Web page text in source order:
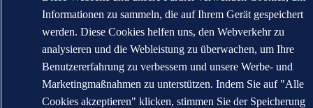
Informationen zu sammeln, die auf Ihrem Gerät gespeichert
werden. Diese Cookies helfen uns, den Webverkehr zu
analysieren und die Webleistung zu überwachen, um Ihre
Benutzererfahrung zu verbessern und unsere Werbe- und
Marketingmaßnahmen zu unterstützen. Indem Sie auf "Alle
Cookies akzeptieren" klicken, stimmen Sie der Speicherung